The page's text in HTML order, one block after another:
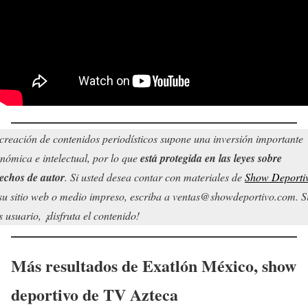
de contenidos periodísticos supone una inversión importante
e intelectual, por lo queestá protegida en las leyes sobre
de autor. Si usted desea contar con materiales deShow
sitio web o medio impreso, escriba a ventas@showdeportivo.com.
usuario, ¡disfruta el contenido!
Más resultados de Exatlón México, show
deportivo de TV Azteca